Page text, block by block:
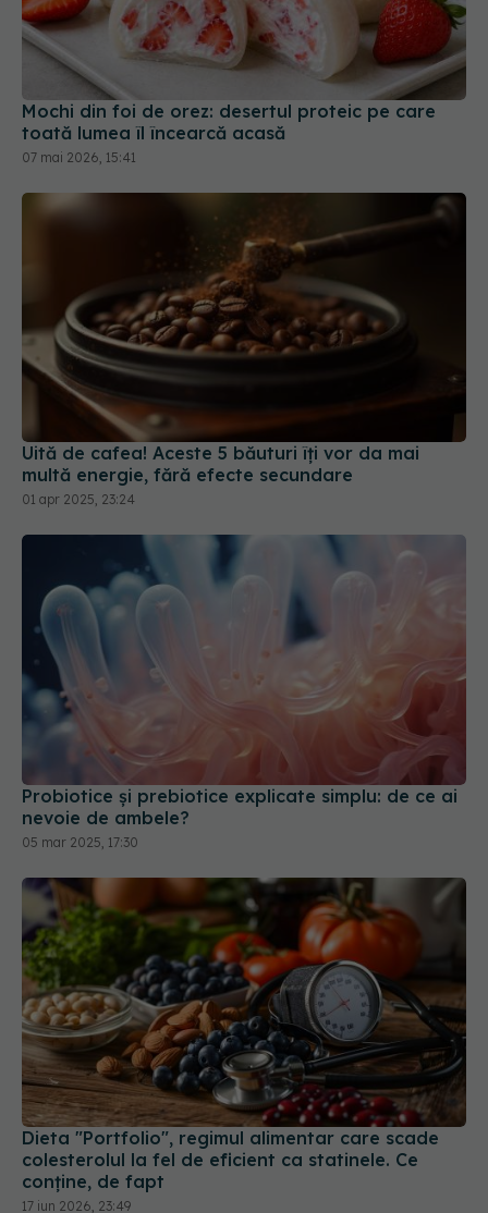
Mochi din foi de orez: desertul proteic pe care
toată lumea îl încearcă acasă
07 mai 2026, 15:41
Uită de cafea! Aceste 5 băuturi îți vor da mai
multă energie, fără efecte secundare
01 apr 2025, 23:24
Probiotice și prebiotice explicate simplu: de ce ai
nevoie de ambele?
05 mar 2025, 17:30
Dieta "Portfolio", regimul alimentar care scade
colesterolul la fel de eficient ca statinele. Ce
conține, de fapt
17 iun 2026, 23:49